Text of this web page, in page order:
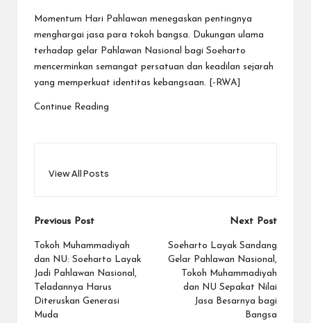
Momentum Hari Pahlawan menegaskan pentingnya
menghargai jasa para tokoh bangsa. Dukungan ulama
terhadap gelar Pahlawan Nasional bagi Soeharto
mencerminkan semangat persatuan dan keadilan sejarah
yang memperkuat identitas kebangsaan. [-RWA]
Continue Reading
View All Posts
Post
navigation
Previous Post
Tokoh Muhammadiyah
dan NU: Soeharto Layak
Jadi Pahlawan Nasional,
Teladannya Harus
Diteruskan Generasi
Muda
Next Post
Soeharto Layak Sandang
Gelar Pahlawan Nasional,
Tokoh Muhammadiyah
dan NU Sepakat Nilai
Jasa Besarnya bagi
Bangsa